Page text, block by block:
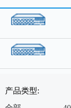
产品类型: